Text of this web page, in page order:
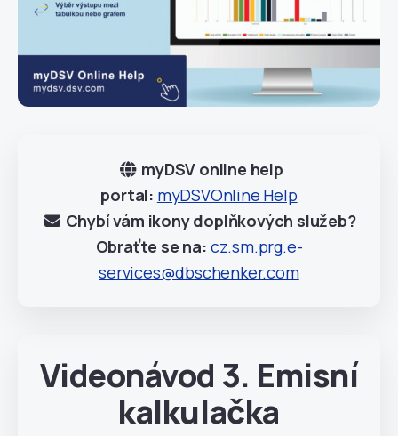
myDSV online help
portal: myDSVOnline Help
Chybí vám ikony doplňkových služeb?
Obraťte se na: cz.sm.prg.e-
services@dbschenker.com
Videonávod 3. Emisní
kalkulačka